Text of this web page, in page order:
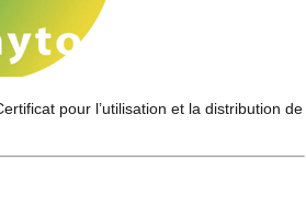
pour l’utilisation et la distribution de